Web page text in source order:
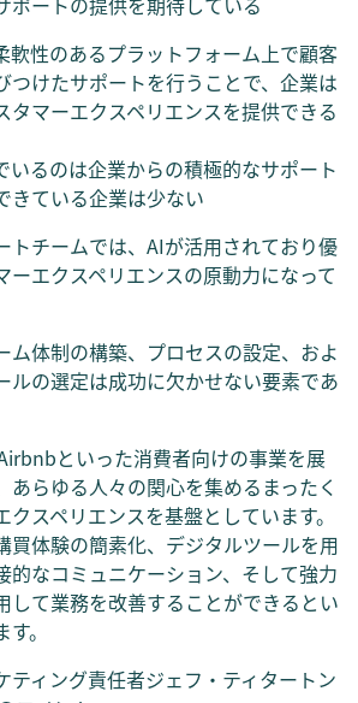
軟性のあるプラットフォーム上で顧客
つけたサポートを行うことで、企業は
タマーエクスペリエンスを提供できる
いるのは企業からの積極的なサポート
きている企業は少ない
トチームでは、AIが活用されており優
ーエクスペリエンスの原動力になって
ム体制の構築、プロセスの設定、およ
ルの選定は成功に欠かせない要素であ
といった消費者向けの事業を展
あらゆる人々の関心を集めるまったく
スペリエンスを基盤としています。
買体験の簡素化、デジタルツールを用
的なコミュニケーション、そして強力
して業務を改善することができるとい
。
ィング責任者ジェフ・ティタートン